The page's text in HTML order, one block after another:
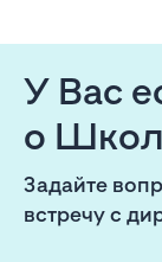
У Вас
о
Задайте
встречу с